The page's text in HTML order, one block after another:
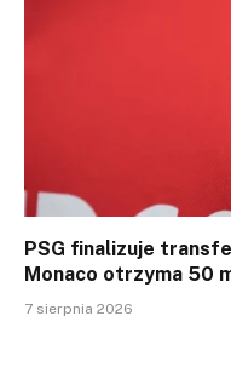
PSG finalizuje
Monaco otrzyma 50
7 sierpnia 2026